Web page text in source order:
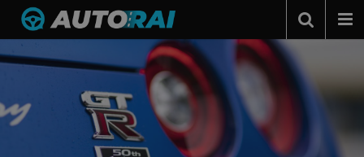
Autonieuws
Autotests
Automerken